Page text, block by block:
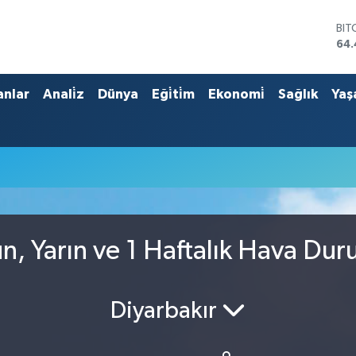
Anali̇z Dünya Eği̇ti̇m Ekonomi̇ Sağlık
Yarın ve 1 Haftalık Hava
Diyarbakır